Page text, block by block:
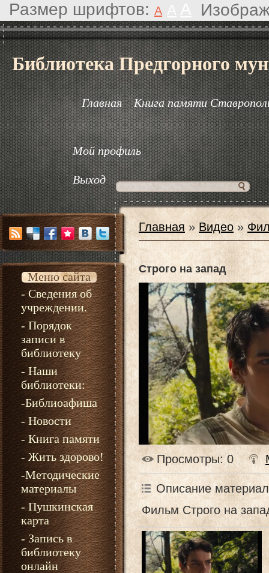
Размер шрифтов: A
Библиотека Предгорного
Главная Книга памяти
Мой профиль
Выход
Меню сайта
- Сведения об
учреждении.
- Порядок
записи в
библиотеку
- Наши
библиотеки:
-Библиоафиша
- Новости
- Книга памяти
- Жить здорово!
-Методические
материалы
- Пушкинская
карта
- Запись в
библиотеку
онлайн
Главная »Видео »
Строго на запад
Просмотры: 0
Описание
Фильм Строго на